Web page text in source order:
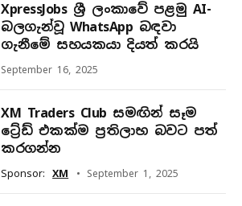
XpressJobs ශ්‍රී ලංකාවේ පළමු AI-
බලගැන්වූ WhatsApp බඳවා
ගැනීමේ සහයකයා දියත් කරයි
September 16, 2025
XM Traders Club සමඟින් සෑම
ට්‍රේඩ් එකක්ම ප්‍රතිලාභ බවට පත්
කරගන්න
Sponsor: XM September 1, 2025